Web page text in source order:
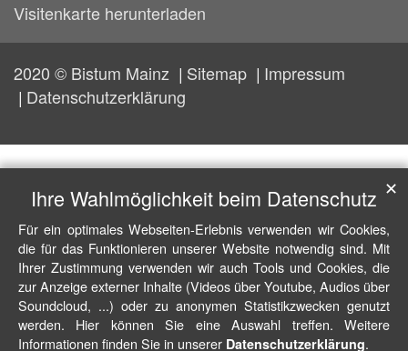
Visitenkarte herunterladen
2020 © Bistum Mainz Sitemap
Impressum
Datenschutzerklärung
Ihre Wahlmöglichkeit beim Datenschutz
Für ein optimales Webseiten-Erlebnis verwenden wir Cookies,
die für das Funktionieren unserer Website notwendig sind. Mit
Ihrer Zustimmung verwenden wir auch Tools und Cookies, die
zur Anzeige externer Inhalte (Videos über Youtube, Audios über
Soundcloud, ...) oder zu anonymen Statistikzwecken genutzt
werden. Hier können Sie eine Auswahl treffen. Weitere
Informationen finden Sie in unserer Datenschutzerklärung.
✕